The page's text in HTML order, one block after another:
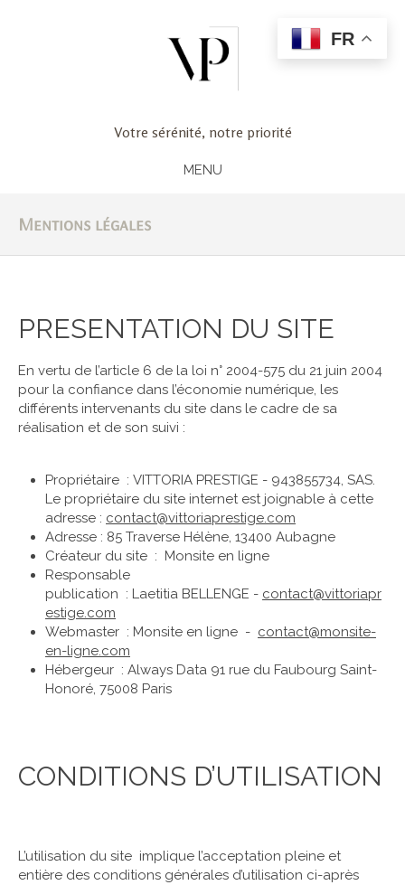
Votre sérénité, notre priorité
MENU
Mentions légales
PRESENTATION DU SITE
En vertu de l’article 6 de la loi n° 2004-575 du 21 juin 2004
pour la confiance dans l’économie numérique, les
différents intervenants du site dans le cadre de sa
réalisation et de son suivi :
Propriétaire : VITTORIA PRESTIGE - 943855734, SAS.
Le propriétaire du site internet est joignable à cette
adresse : contact@vittoriaprestige.com
Adresse : 85 Traverse Hélène, 13400 Aubagne
Créateur du site : Monsite en ligne
Responsable
publication : Laetitia BELLENGE - contact@vittoriapr
estige.com
Webmaster : Monsite en ligne - contact@monsite-
en-ligne.com
Hébergeur : Always Data 91 rue du Faubourg Saint-
Honoré, 75008 Paris
CONDITIONS D’UTILISATION
L’utilisation du site implique l’acceptation pleine et
entière des conditions générales d’utilisation ci-après
FR